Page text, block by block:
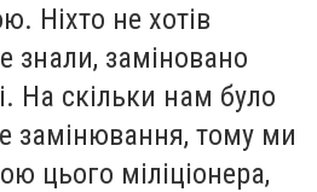
Ніхто не хотів
знали, заміновано
На скільки нам було
замінювання, тому ми
цього міліціонера,